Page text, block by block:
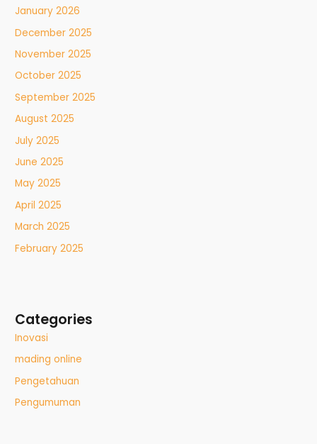
January 2026
December 2025
November 2025
October 2025
September 2025
August 2025
July 2025
June 2025
May 2025
April 2025
March 2025
February 2025
Categories
Inovasi
mading online
Pengetahuan
Pengumuman